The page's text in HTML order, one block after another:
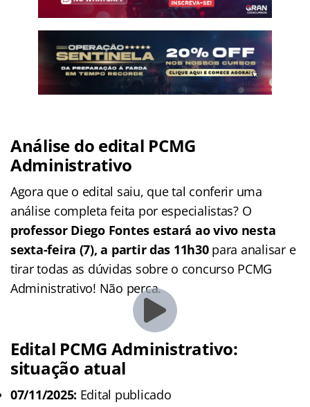
Análise do edital PCMG
Administrativo
Agora que o edital saiu, que tal conferir uma
análise completa feita por especialistas? O
professor Diego Fontes estará ao vivo nesta
sexta-feira (7), a partir das 11h30para analisar e
tirar todas as dúvidas sobre o concurso PCMG
Administrativo! Não perca.
Edital PCMG Administrativo:
situação atual
07/11/2025: Edital publicado